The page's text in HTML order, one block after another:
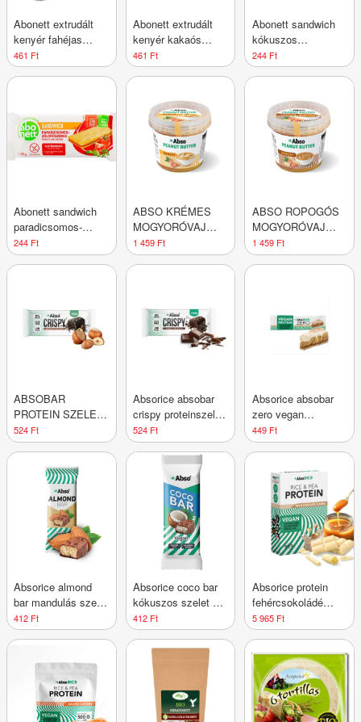
Abonett extrudált
kenyér fahéjas
gluténmentes 100 g
461 Ft
Abonett extrudált
kenyér kakaós
gluténmentes 100 g
461 Ft
Abonett sandwich
kókuszos
gluténmentes 26 g
244 Ft
Abonett sandwich
paradicsomos-
zöldfűszeres
gluténmentes 26 g
244 Ft
ABSO KRÉMES
MOGYORÓVAJ
350G
1 459 Ft
ABSO ROPOGÓS
MOGYORÓVAJ
350G
1 459 Ft
ABSOBAR
PROTEIN SZELET
CRISPY CSOKI-
MOGY
524 Ft
Absorice absobar
crispy proteinszelet
dupla csokoládés
ízesítésű 50 g
524 Ft
Absorice absobar
zero vegan
proteinszelet
banoffee pie 40 g
449 Ft
Absorice almond
bar mandulás szelet
35 g
412 Ft
Absorice coco bar
kókuszos szelet 35
g
412 Ft
Absorice protein
fehércsokoládé
karamell 500 g
5 965 Ft